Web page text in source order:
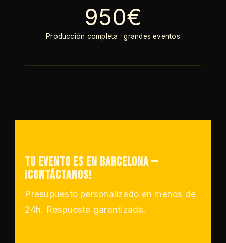
950€
Producción completa · grandes eventos
Tu evento es en Barcelona —
¡Contáctanos!
Presupuesto personalizado en menos de
24h. Respuesta garantizada.